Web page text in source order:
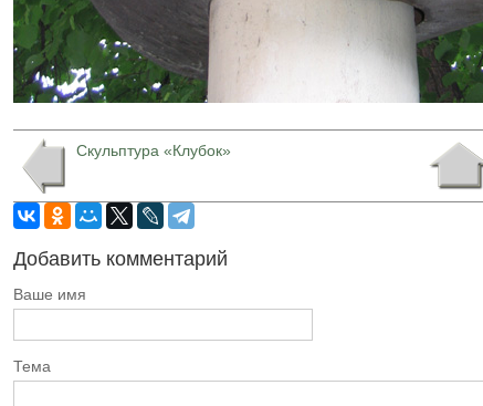
Скульптура «Клубок»
Добавить комментарий
Ваше имя
Тема